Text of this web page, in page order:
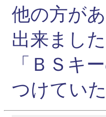
他の方が
出来ました
「ＢＳキ
つけてい